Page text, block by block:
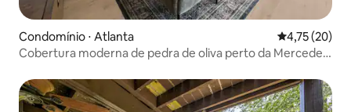
Condomínio ⋅ Atlanta 4,75 de uma
4,75 (20)
Cobertura moderna de pedra de oliva perto da Mercedes